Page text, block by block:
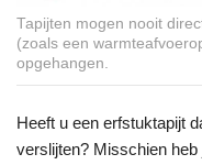
Tapijten mogen nooit
(zoals een
opgehangen.
Heeft u een erfstuktapijt
verslijten? Misschien